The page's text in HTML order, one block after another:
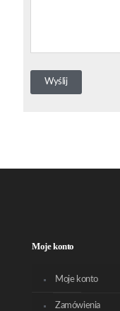
Moje konto
Moje konto
Zamówienia